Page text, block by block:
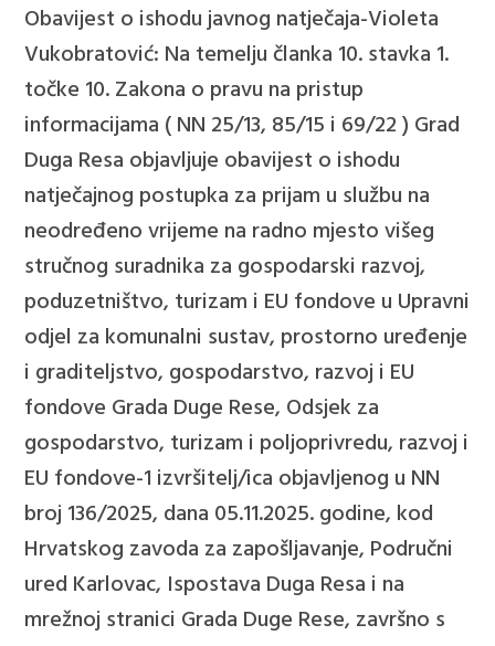
Obavijest o ishodu javnog natječaja-Violeta
Vukobratović: Na temelju članka 10. stavka 1.
točke 10. Zakona o pravu na pristup
informacijama ( NN 25/13, 85/15 i 69/22 ) Grad
Duga Resa objavljuje obavijest o ishodu
natječajnog postupka za prijam u službu na
neodređeno vrijeme na radno mjesto višeg
stručnog suradnika za gospodarski razvoj,
poduzetništvo, turizam i EU fondove u Upravni
odjel za komunalni sustav, prostorno uređenje
i graditeljstvo, gospodarstvo, razvoj i EU
fondove Grada Duge Rese, Odsjek za
gospodarstvo, turizam i poljoprivredu, razvoj i
EU fondove-1 izvršitelj/ica objavljenog u NN
broj 136/2025, dana 05.11.2025. godine, kod
Hrvatskog zavoda za zapošljavanje, Područni
ured Karlovac, Ispostava Duga Resa i na
mrežnoj stranici Grada Duge Rese, završno s